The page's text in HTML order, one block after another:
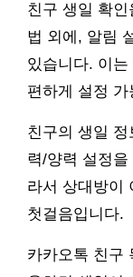
친구 생일 확
법 외에, 알림
있습니다. 이
편하게 설정 가
친구의 생일
력/양력 설정
라서 상대방이
첫걸음입니다.
카카오톡 친구